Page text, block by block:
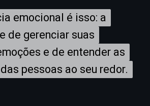
emocional é isso: a
de gerenciar suas
e de entender as
pessoas ao seu redor.
emocional é isso: a
de gerenciar suas
e de entender as
pessoas ao seu redor.